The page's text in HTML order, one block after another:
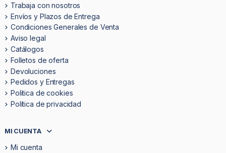
Trabaja con nosotros
Envíos y Plazos de Entrega
Condiciones Generales de Venta
Aviso legal
Catálogos
Folletos de oferta
Devoluciones
Pedidos y Entregas
Politica de cookies
Política de privacidad
MI CUENTA
Mi cuenta